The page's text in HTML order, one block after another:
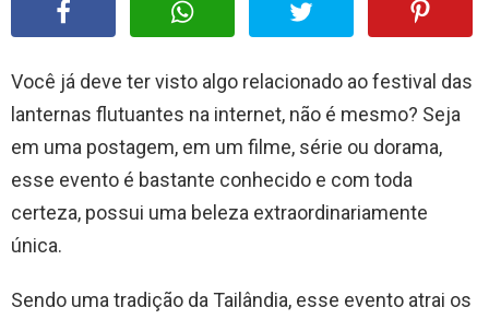
Você já deve ter visto algo relacionado ao festival das
lanternas flutuantes na internet, não é mesmo? Seja
em uma postagem, em um filme, série ou dorama,
esse evento é bastante conhecido e com toda
certeza, possui uma beleza extraordinariamente
única.
Sendo uma tradição da Tailândia, esse evento atrai os